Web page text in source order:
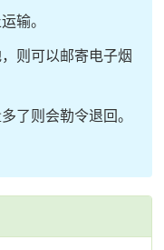
输。
则可以邮寄电子烟
了则会勒令退回。